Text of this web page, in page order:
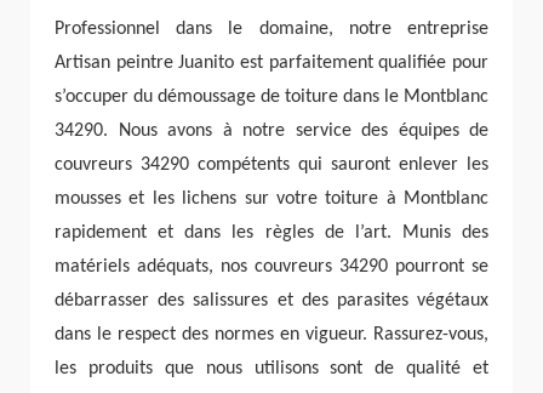
Professionnel dans le domaine, notre entreprise
Artisan peintre Juanito est parfaitement qualifiée pour
s’occuper du démoussage de toiture dans le Montblanc
34290. Nous avons à notre service des équipes de
couvreurs 34290 compétents qui sauront enlever les
mousses et les lichens sur votre toiture à Montblanc
rapidement et dans les règles de l’art. Munis des
matériels adéquats, nos couvreurs 34290 pourront se
débarrasser des salissures et des parasites végétaux
dans le respect des normes en vigueur. Rassurez-vous,
les produits que nous utilisons sont de qualité et